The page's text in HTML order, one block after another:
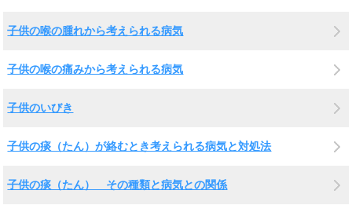
子供の喉の腫れから考えられる病気
子供の喉の痛みから考えられる病気
子供のいびき
子供の痰（たん）が絡むとき考えられる病気と対処法
子供の痰（たん） その種類と病気との関係